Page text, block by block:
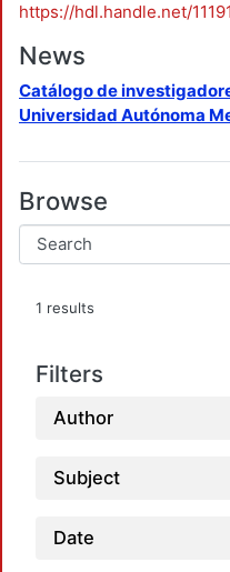
https://hdl.handle.net/
News
Catálogo de
Universidad Autónoma
Browse
1 results
Filters
Author
Subject
Date